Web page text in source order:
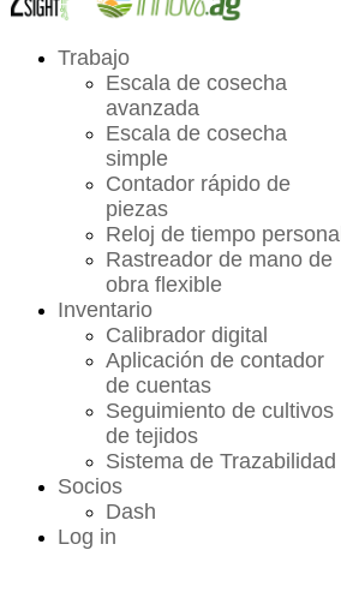
Trabajo
Escala de cosecha
avanzada
Escala de cosecha
simple
Contador rápido de
piezas
Reloj de tiempo personal
Rastreador de mano de
obra flexible
Inventario
Calibrador digital
Aplicación de contador
de cuentas
Seguimiento de cultivos
de tejidos
Sistema de Trazabilidad
Socios
Dash
Log in